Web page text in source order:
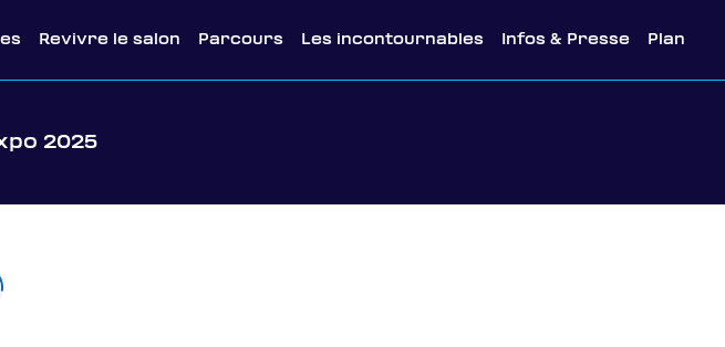
Revivre le salon Parcours Les incontournables Infos & Presse Plan
2025